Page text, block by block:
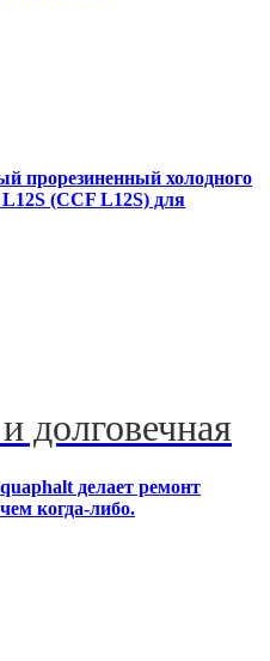
прорезиненный холодного
(ССF L12S) для
долговечная
делает ремонт
когда-либо.